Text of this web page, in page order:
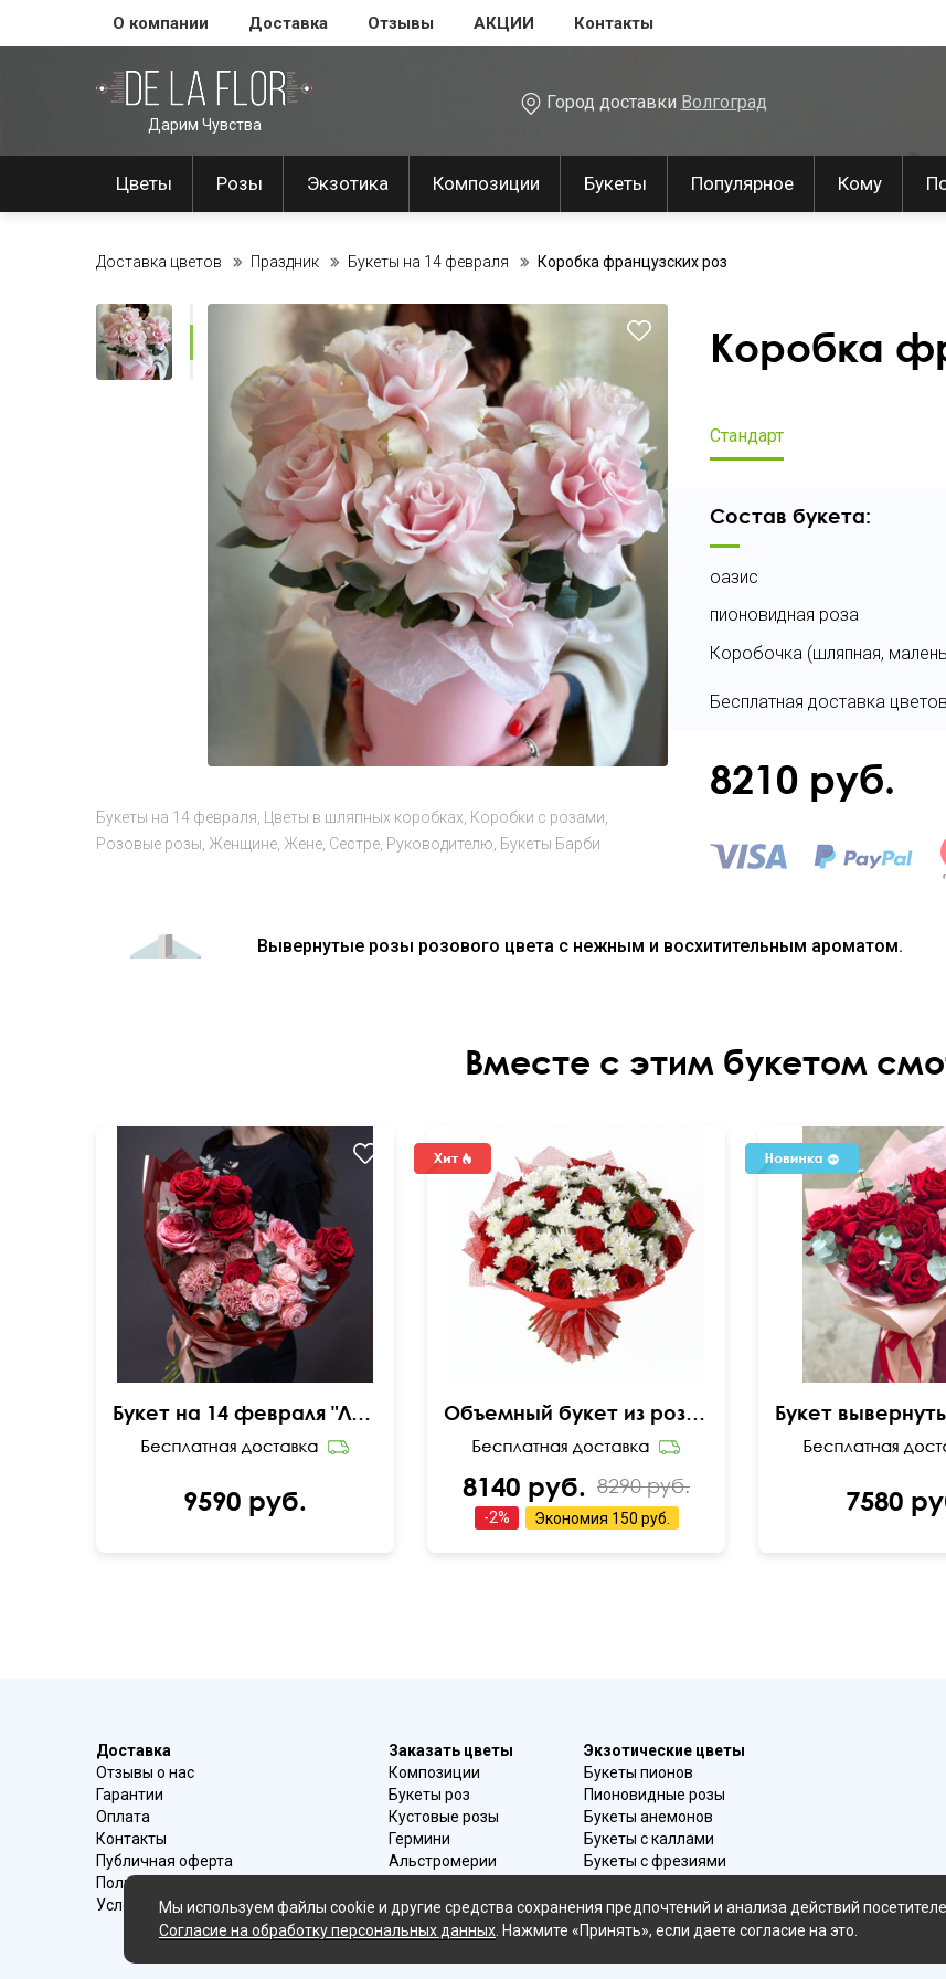
О компании Доставка Отзывы АКЦИИ Контакты
Дарим Чувства
Город доставки Волгоград
Цветы Розы Экзотика Композиции Букеты Популярное Кому
Доставка цветов Праздник Букеты на 14 февраля Коробка французских роз
Букеты на 14 февраля Цветы в шляпных коробках Коробки с розами
Розовые розы Женщине Жене Сестре Руководителю Букеты Барби
Коробка
Стандарт
Состав букета:
оазис
пионовидная роза
Коробочка (шляпная,
Бесплатная доставка
8210 руб.
Вывернутые розы розового цвета с нежным и восхитительным ароматом.
Вместе с этим букетом
Букет на 14 февраля "Люблю"
9590 руб.
Объемный букет из роз и хризантем
8140 руб. 8290 руб.
-2% Экономия 150 руб.
7580
Доставка
Отзывы о нас
Гарантии
Оплата
Контакты
Публичная оферта
Политика конфиденциальности
Условия возврата
Заказать цветы
Композиции
Букеты роз
Кустовые розы
Гермини
Альстромерии
Букеты с эустомой
Ромашки
Экзотические цветы
Букеты пионов
Пионовидные розы
Букеты анемонов
Букеты с каллами
Букеты с фрезиями
Лаванда
Гиацинты
Мы используем файлы cookie и другие средства сохранения предпочтений и анализа действий
Согласие на обработку персональных данных . Нажмите «Принять», если даете согласие на это.